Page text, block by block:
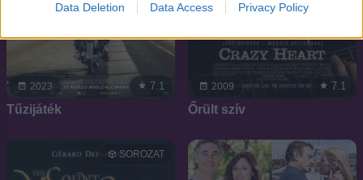
Data Deletion Data Access Privacy Policy
2023 7.1
Tűzijáték
2009 7.1
Őrült szív
SOROZAT